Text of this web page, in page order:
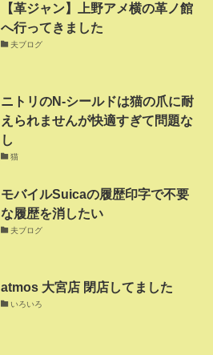
【革ジャン】上野アメ横の革ノ館
へ行ってきました
夫ブログ
ニトリのN-シールドは猫の爪に耐
えられませんが快適すぎて問題な
し
猫
モバイルSuicaの履歴印字で不要
な履歴を消したい
夫ブログ
atmos 大宮店 閉店してました
いろいろ